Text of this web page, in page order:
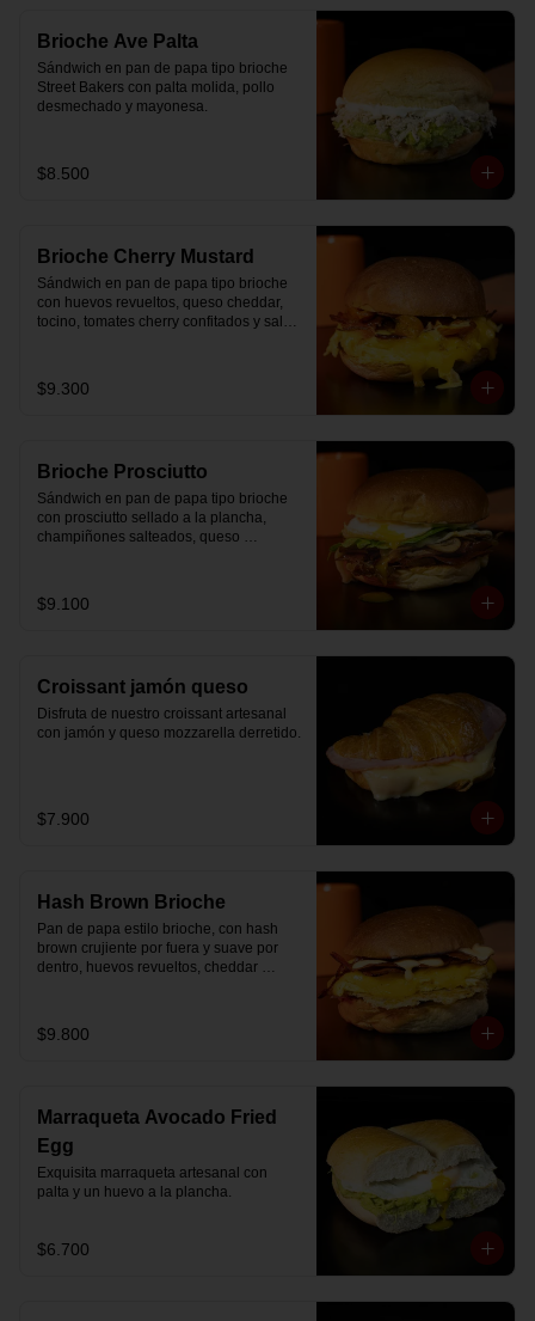
Brioche Ave Palta
Sándwich en pan de papa tipo brioche
Street Bakers con palta molida, pollo
desmechado y mayonesa.
$8.500
Brioche Cherry Mustard
Sándwich en pan de papa tipo brioche
con huevos revueltos, queso cheddar,
tocino, tomates cherry confitados y salsa
$9.300
Brioche Prosciutto
Sándwich en pan de papa tipo brioche
con prosciutto sellado a la plancha,
champiñones salteados, queso
$9.100
Croissant jamón queso
Disfruta de nuestro croissant artesanal
con jamón y queso mozzarella derretido.
$7.900
Hash Brown Brioche
Pan de papa estilo brioche, con hash
brown crujiente por fuera y suave por
dentro, huevos revueltos, cheddar
partir el día en modo desayuno buffet.
$9.800
Marraqueta Avocado Fried
Egg
Exquisita marraqueta artesanal con
palta y un huevo a la plancha.
$6.700